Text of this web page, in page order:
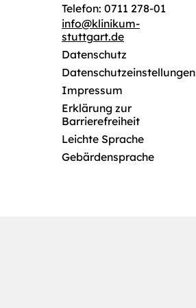
Telefon: 0711 278-01
info@klinikum-
stuttgart.de
Datenschutz
Datenschutzeinstellungen
Impressum
Erklärung zur
Barrierefreiheit
Leichte Sprache
Gebärdensprache